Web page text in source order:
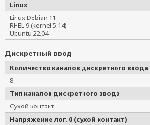
Linux
Linux Debian 11
RHEL 9 (kernel 5.14)
Ubuntu 22.04
Дискретный ввод
Количество каналов дискретного ввода
8
Тип каналов дискретного ввода
Сухой контакт
Напряжение лог. 0 (сухой контакт)